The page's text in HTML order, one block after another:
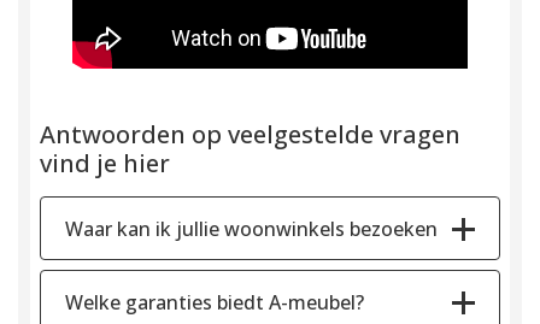
Antwoorden op veelgestelde vragen
vind je hier
Waar kan ik jullie woonwinkels bezoeken
Welke garanties biedt A-meubel?